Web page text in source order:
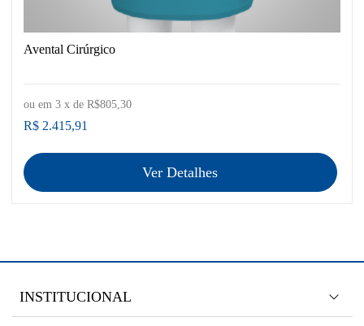
Avental Cirúrgico
R$ 2.415,91
ou em 3 x de R$805,30
Ver Detalhes
INSTITUCIONAL